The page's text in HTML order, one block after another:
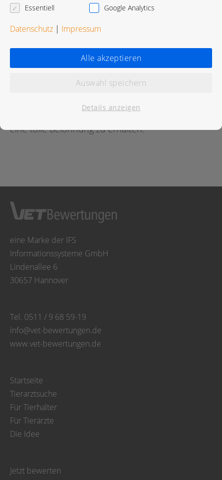
Bewertungen
die erste Bewertung ab um
eine tolle Belohnung zu erhalten.
eine Marke der IFS
Informationssysteme GmbH
Lindenallee 6
30657 Hannover
Tel. 0511 / 9 68 59-19
info@vet-bewertungen.de
www.vet-bewertungen.de
Startseite
Tierarztsuche
Für Tierhalter
Für Tierärzte
Die Idee
Jetzt bewerten
Essentiell Google Analytics
Datenschutz | Impressum
Alle akzeptieren
Auswahl speichern
Details anzeigen